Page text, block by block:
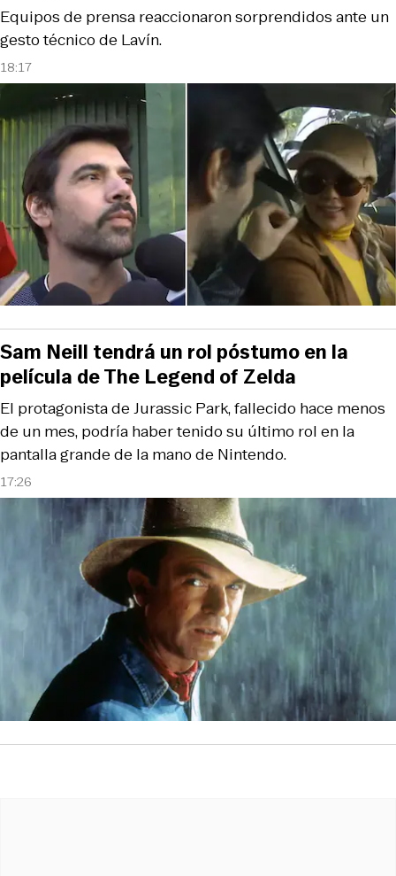
18:17
Equipos de prensa reaccionaron sorprendidos ante un
gesto técnico de Lavín.
17:26
El protagonista de Jurassic Park, fallecido hace menos
de un mes, podría haber tenido su último rol en la
pantalla grande de la mano de Nintendo.
Sam Neill tendrá un rol póstumo en la
película de The Legend of Zelda